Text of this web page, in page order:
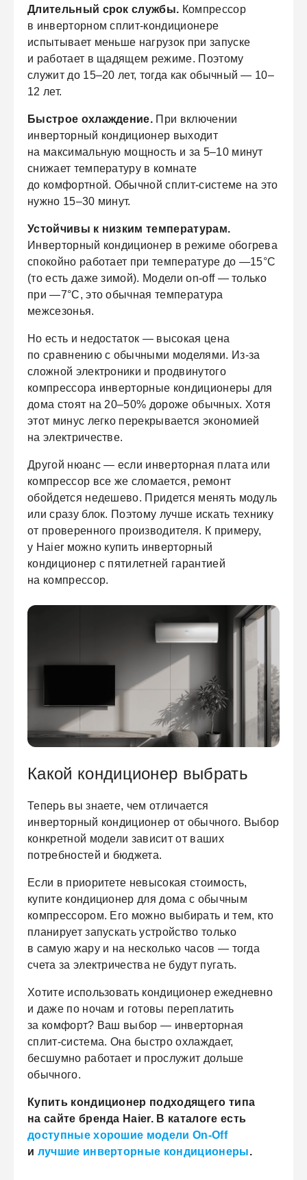
Длительный срок службы. Компрессор
в инверторном сплит-кондиционере
испытывает меньше нагрузок при запуске
и работает в щадящем режиме. Поэтому
служит до 15–20 лет, тогда как обычный — 10–
12 лет.
Быстрое охлаждение. При включении
инверторный кондиционер выходит
на максимальную мощность и за 5–10 минут
снижает температуру в комнате
до комфортной. Обычной сплит-системе на это
нужно 15–30 минут.
Устойчивы к низким температурам.
Инверторный кондиционер в режиме обогрева
спокойно работает при температуре до —15°C
(то есть даже зимой). Модели on-off — только
при —7°C, это обычная температура
межсезонья.
Но есть и недостаток — высокая цена
по сравнению с обычными моделями. Из-за
сложной электроники и продвинутого
компрессора инверторные кондиционеры для
дома стоят на 20–50% дороже обычных. Хотя
этот минус легко перекрывается экономией
на электричестве.
Другой нюанс — если инверторная плата или
компрессор все же сломается, ремонт
обойдется недешево. Придется менять модуль
или сразу блок. Поэтому лучше искать технику
от проверенного производителя. К примеру,
у Haier можно купить инверторный
кондиционер с пятилетней гарантией
на компрессор.
Какой кондиционер выбрать
Теперь вы знаете, чем отличается
инверторный кондиционер от обычного. Выбор
конкретной модели зависит от ваших
потребностей и бюджета.
Если в приоритете невысокая стоимость,
купите кондиционер для дома с обычным
компрессором. Его можно выбирать и тем, кто
планирует запускать устройство только
в самую жару и на несколько часов — тогда
счета за электричества не будут пугать.
Хотите использовать кондиционер ежедневно
и даже по ночам и готовы переплатить
за комфорт? Ваш выбор — инверторная
сплит-система. Она быстро охлаждает,
бесшумно работает и прослужит дольше
обычного.
Купить кондиционер подходящего типа
на сайте бренда Haier. В каталоге есть
доступные хорошие модели On-Off
и лучшие инверторные кондиционеры.